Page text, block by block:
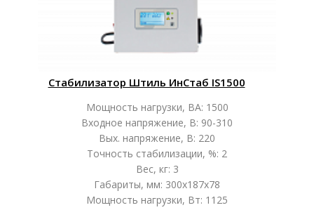
Стабилизатор Штиль ИнСтаб IS1500
Мощность нагрузки, ВА: 1500
Входное напряжение, В: 90-310
Вых. напряжение, В: 220
Точность стабилизации, %: 2
Вес, кг: 3
Габариты, мм: 300х187х78
Мощность нагрузки, Вт: 1125